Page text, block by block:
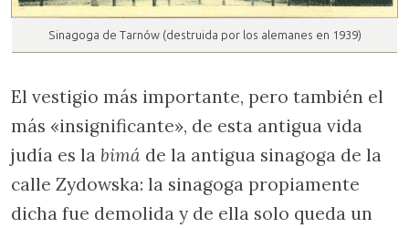
Sinagoga de Tarnów (destruida por los alemanes en 1939)
El vestigio más importante, pero también el
más «insignificante», de esta antigua vida
judía es la bimá de la antigua sinagoga de la
calle Zydowska: la sinagoga propiamente
dicha fue demolida y de ella solo queda un